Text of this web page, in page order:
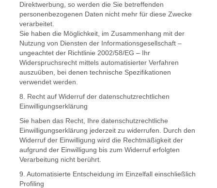
Direktwerbung, so werden die Sie betreffenden
personenbezogenen Daten nicht mehr für diese Zwecke
verarbeitet.
Sie haben die Möglichkeit, im Zusammenhang mit der
Nutzung von Diensten der Informationsgesellschaft –
ungeachtet der Richtlinie 2002/58/EG – Ihr
Widerspruchsrecht mittels automatisierter Verfahren
auszuüben, bei denen technische Spezifikationen
verwendet werden.
8. Recht auf Widerruf der datenschutzrechtlichen
Einwilligungserklärung
Sie haben das Recht, Ihre datenschutzrechtliche
Einwilligungserklärung jederzeit zu widerrufen. Durch den
Widerruf der Einwilligung wird die Rechtmäßigkeit der
aufgrund der Einwilligung bis zum Widerruf erfolgten
Verarbeitung nicht berührt.
9. Automatisierte Entscheidung im Einzelfall einschließlich
Profiling